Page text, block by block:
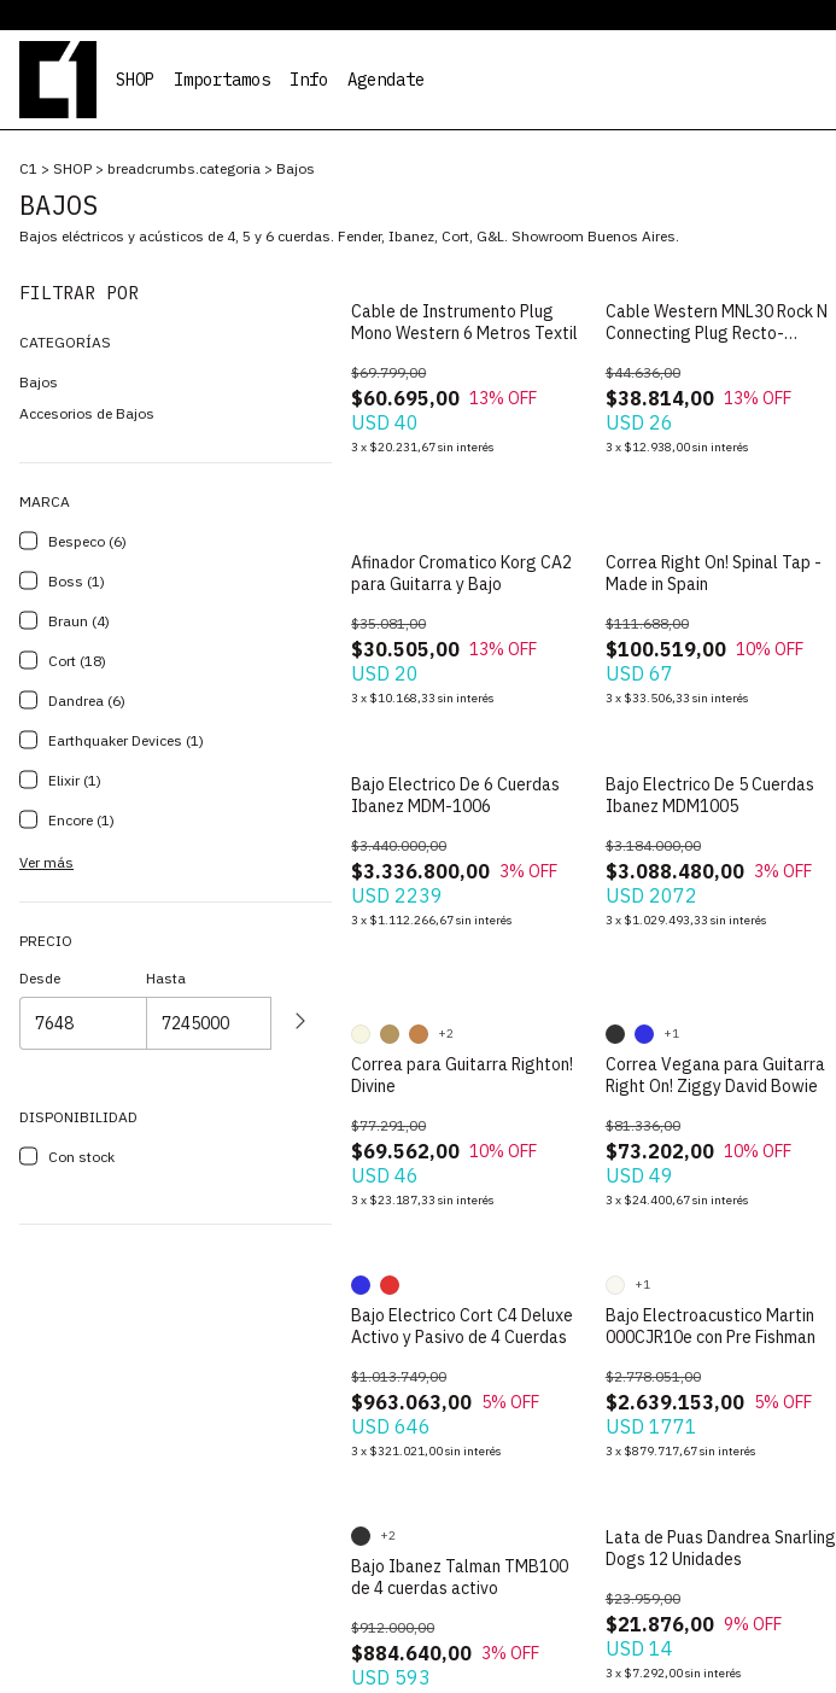
SHOP Importamos Info Agendate
C1 > SHOP > breadcrumbs.categoria > Bajos
BAJOS
Bajos eléctricos y acústicos de 4, 5 y 6 cuerdas. Fender, Ibanez, Cort, G&L. Showroom Buenos Aires.
FILTRAR POR
CATEGORÍAS
Bajos
Accesorios de Bajos
MARCA
Bespeco (6)
Boss (1)
Braun (4)
Cort (18)
Dandrea (6)
Earthquaker Devices (1)
Elixir (1)
Encore (1)
Ver más
PRECIO
Desde Hasta
DISPONIBILIDAD
Con stock
Cable de Instrumento Plug
Mono Western 6 Metros Textil
$60.695,00
$69.799,00
13% OFF
USD 40
3 x $20.231,67sin interés
Cable Western MNL30 Rock N
Connecting Plug Recto-
$38.814,00
$44.636,00
13% OFF
USD 26
3 x $12.938,00sin interés
Afinador Cromatico Korg CA2
para Guitarra y Bajo
$30.505,00
$35.081,00
13% OFF
USD 20
3 x $10.168,33 sin interés
Correa Right On! Spinal Tap -
Made in Spain
$100.519,00
$111.688,00
10% OFF
USD 67
3 x $33.506,33 sin interés
Bajo Electrico De 6 Cuerdas
Ibanez MDM-1006
$3.336.800,00
$3.440.000,00
3% OFF
USD 2239
3 x $1.112.266,67sin interés
Bajo Electrico De 5 Cuerdas
Ibanez MDM1005
$3.088.480,00
$3.184.000,00
3% OFF
USD 2072
3 x $1.029.493,33 sin interés
Correa para Guitarra Righton!
Divine
$69.562,00
$77.291,00
10% OFF
USD 46
3 x $23.187,33 sin interés
+2
Correa Vegana para Guitarra
Right On! Ziggy David Bowie
$73.202,00
$81.336,00
10% OFF
USD 49
3 x $24.400,67sin interés
+1
Bajo Electrico Cort C4 Deluxe
Activo y Pasivo de 4 Cuerdas
$963.063,00
$1.013.749,00
5% OFF
USD 646
3 x $321.021,00sin interés
Bajo Electroacustico Martin
000CJR10e con Pre Fishman
$2.639.153,00
$2.778.051,00
5% OFF
USD 1771
3 x $879.717,67sin interés
+1
Bajo Ibanez Talman TMB100
de 4 cuerdas activo
$884.640,00
$912.000,00
3% OFF
USD 593
+2
Lata de Puas Dandrea Snarling
Dogs 12 Unidades
$21.876,00
$23.959,00
9% OFF
USD 14
3 x $7.292,00sin interés